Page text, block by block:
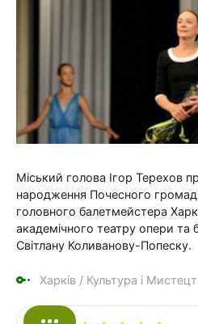
Міський голова Ігор Терехов
народження Почесного
головного балетмейстера
академічного театру опери та
Світлану Коливанову-Попеску.
Харків / Культура і